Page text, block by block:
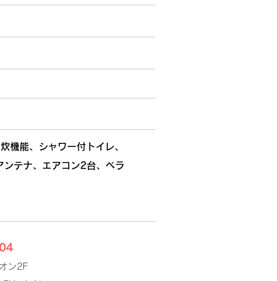
機能、シャワー付トイレ、
ンテナ、エアコン2台、ベラ
ン2F​